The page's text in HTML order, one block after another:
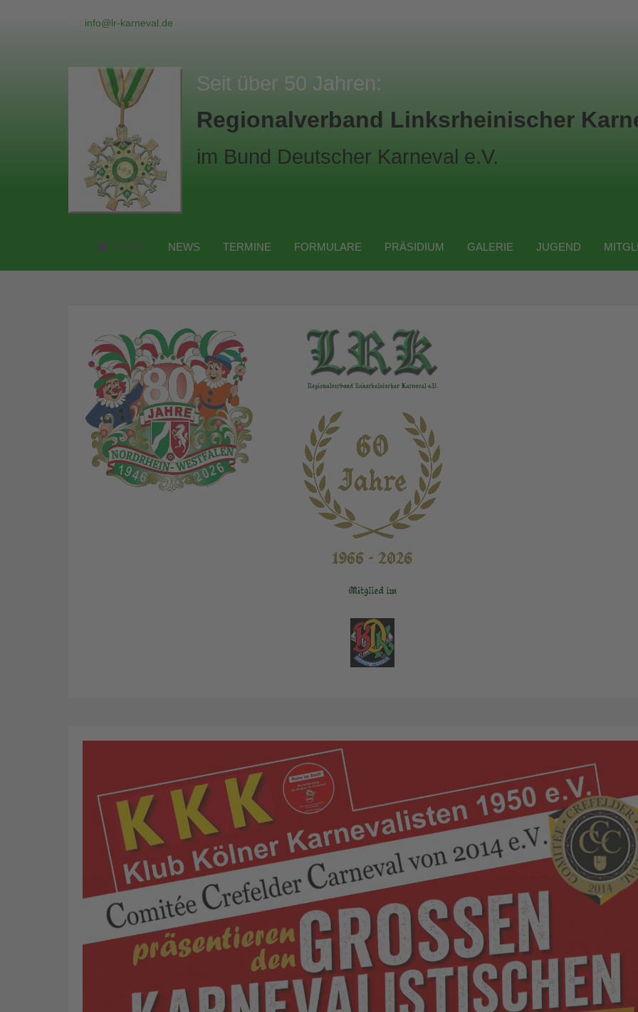
info@lr-karneval.de
Seit über 50 Jahren:
Regionalverband Linksrheinischer
im Bund Deutscher Karneval e.V.
HOME NEWS TERMINE FORMULARE PRÄSIDIUM GALERIE JUGEND